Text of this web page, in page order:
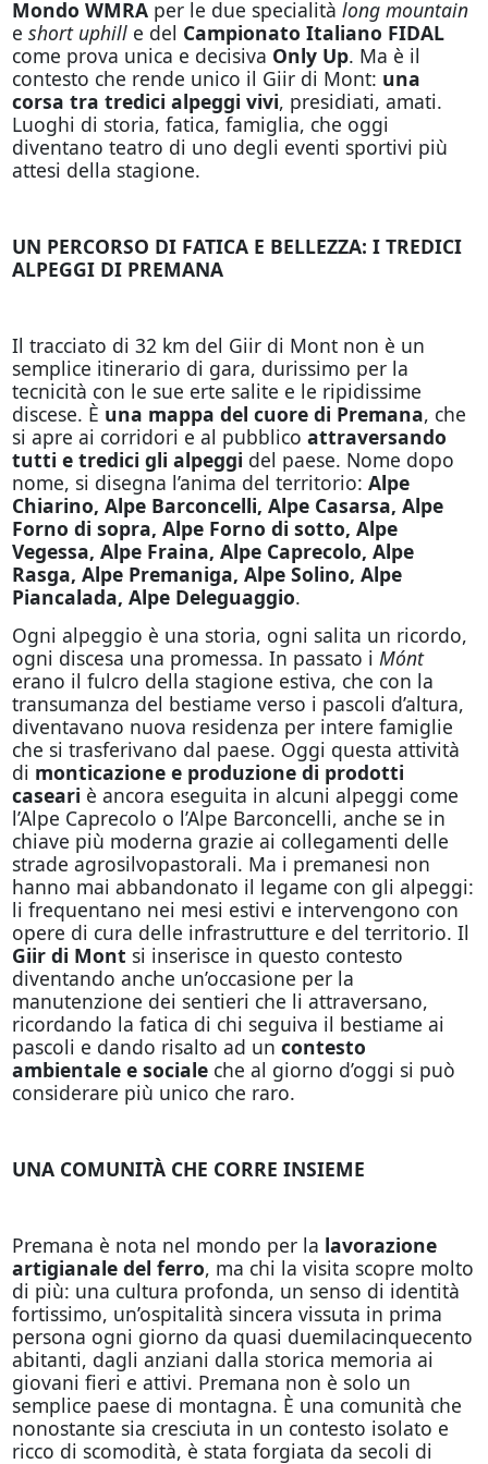
Mondo WMRAper le due specialità long mountain
e short uphille del Campionato Italiano FIDAL
come prova unica e decisiva Only Up. Ma è il
contesto che rende unico il Giir di Mont: una
corsa tra tredici alpeggi vivi, presidiati, amati.
Luoghi di storia, fatica, famiglia, che oggi
diventano teatro di uno degli eventi sportivi più
attesi della stagione.
UN PERCORSO DI FATICA E BELLEZZA: I TREDICI
ALPEGGI DI PREMANA
Il tracciato di 32 km del Giir di Mont non è un
semplice itinerario di gara, durissimo per la
tecnicità con le sue erte salite e le ripidissime
discese. È una mappa del cuore di Premana, che
si apre ai corridori e al pubblico attraversando
tutti e tredici gli alpeggi del paese. Nome dopo
nome, si disegna l’anima del territorio: Alpe
Chiarino, Alpe Barconcelli, Alpe Casarsa, Alpe
Forno di sopra, Alpe Forno di sotto, Alpe
Vegessa, Alpe Fraina, Alpe Caprecolo, Alpe
Rasga, Alpe Premaniga, Alpe Solino, Alpe
Piancalada, Alpe Deleguaggio.
Ogni alpeggio è una storia, ogni salita un ricordo,
ogni discesa una promessa. In passato i Mónt
erano il fulcro della stagione estiva, che con la
transumanza del bestiame verso i pascoli d’altura,
diventavano nuova residenza per intere famiglie
che si trasferivano dal paese. Oggi questa attività
di monticazione e produzione di prodotti
caseari è ancora eseguita in alcuni alpeggi come
l’Alpe Caprecolo o l’Alpe Barconcelli, anche se in
chiave più moderna grazie ai collegamenti delle
strade agrosilvopastorali. Ma i premanesi non
hanno mai abbandonato il legame con gli alpeggi:
li frequentano nei mesi estivi e intervengono con
opere di cura delle infrastrutture e del territorio. Il
Giir di Mont si inserisce in questo contesto
diventando anche un’occasione per la
manutenzione dei sentieri che li attraversano,
ricordando la fatica di chi seguiva il bestiame ai
pascoli e dando risalto ad un contesto
ambientale e sociale che al giorno d’oggi si può
considerare più unico che raro.
UNA COMUNITÀ CHE CORRE INSIEME
Premana è nota nel mondo per la lavorazione
artigianale del ferro, ma chi la visita scopre molto
di più: una cultura profonda, un senso di identità
fortissimo, un’ospitalità sincera vissuta in prima
persona ogni giorno da quasi duemilacinquecento
abitanti, dagli anziani dalla storica memoria ai
giovani fieri e attivi. Premana non è solo un
semplice paese di montagna. È una comunità che
nonostante sia cresciuta in un contesto isolato e
ricco di scomodità, è stata forgiata da secoli di